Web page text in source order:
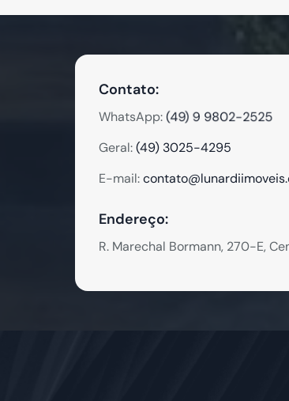
Contato:
WhatsApp:(49) 9 9802-2525
Geral:(49) 3025-4295
E-mail:
Endereço:
R. Marechal Bormann, 270-E,